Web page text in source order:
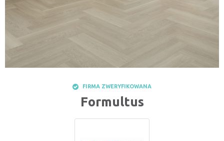
FIRMA ZWERYFIKOWANA
Formultus